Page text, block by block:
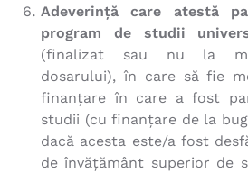
Adeverință care atestă
program de studii
(finalizat sau nu la
dosarului), în care să fie
finanțare în care a fost
studii (cu finanțare de la
dacă acesta este/a fost
de învățământ superior de